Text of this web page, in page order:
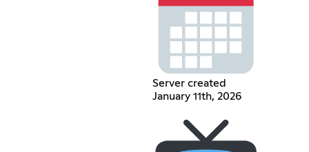
Server created
January 11th, 2026